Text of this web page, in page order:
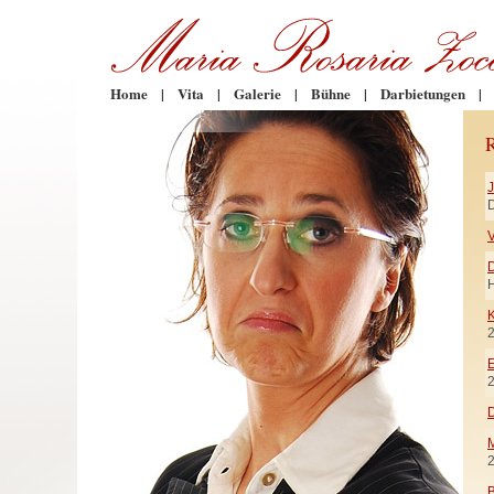
Home | Vita | Galerie | Bühne | Darbietungen |